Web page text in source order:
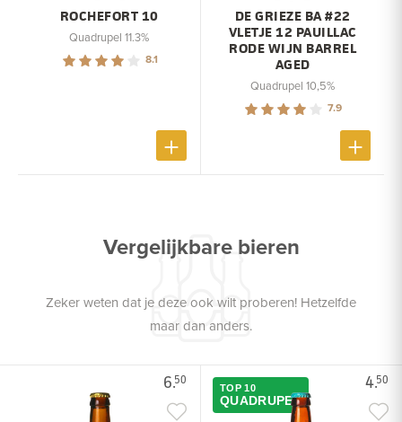
ROCHEFORT 10
Quadrupel 11.3%
8.1
DE GRIEZE BA #22
VLETJE 12 PAUILLAC
RODE WIJN BARREL
AGED
Quadrupel 10,5%
7.9
Vergelijkbare bieren
Zeker weten dat je deze ook wilt proberen! Hetzelfde
maar dan anders.
6.50 4.50
TOP 10
QUADRUPEL